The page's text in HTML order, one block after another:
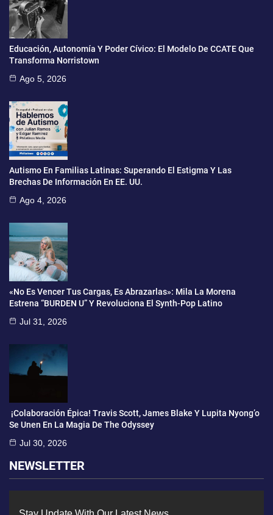
Educación, Autonomía Y Poder Cívico: El Modelo De CCATE Que
Transforma Norristown
Ago 5, 2026
Autismo En Familias Latinas: Superando El Estigma Y Las
Brechas De Información En EE. UU.
Ago 4, 2026
«No Es Vencer Tus Cargas, Es Abrazarlas»: Mila La Morena
Estrena “BURDEN U” Y Revoluciona El Synth-Pop Latino
Jul 31, 2026
¡Colaboración Épica! Travis Scott, James Blake Y Lupita Nyong’o
Se Unen En La Magia De The Odyssey
Jul 30, 2026
NEWSLETTER